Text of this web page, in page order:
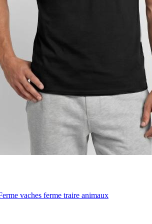
vaches ferme traire animaux